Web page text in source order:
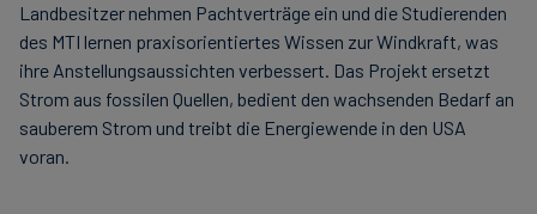
Landbesitzer nehmen Pachtverträge ein und die Studierenden
des MTI lernen praxisorientiertes Wissen zur Windkraft, was
ihre Anstellungsaussichten verbessert. Das Projekt ersetzt
Strom aus fossilen Quellen, bedient den wachsenden Bedarf an
sauberem Strom und treibt die Energiewende in den USA
voran.